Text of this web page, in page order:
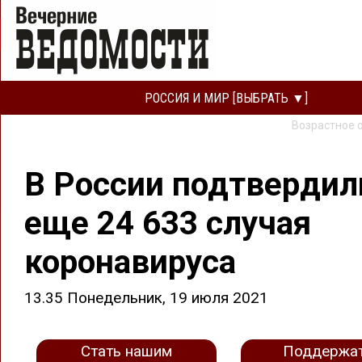
РОССИЯ И МИР [ВЫБРАТЬ ▼]
Возрастное
В России
еще 24 633 случая
коронавируса
13.35 Понедельник, 19 июля 2021
Стать нашим